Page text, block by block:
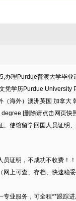
办理Purdue普渡大学毕
凭学历Purdue University
海外）澳洲英国 加拿大
[删除请点击网页快
、使馆留学回囯人员证明
员证明，不成功不收费！
上可查、存档、快速稳
专业服务，可全程**跟踪